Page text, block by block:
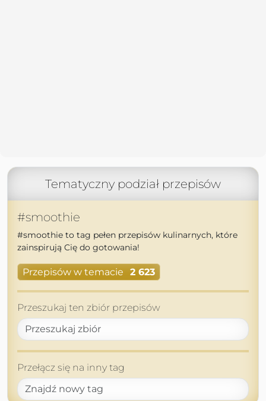
Tematyczny podział przepisów
#smoothie
#smoothie to tag pełen przepisów kulinarnych, które
zainspirują Cię do gotowania!
Przepisów w temacie 2 623
Przeszukaj ten zbiór przepisów
Przełącz się na inny tag